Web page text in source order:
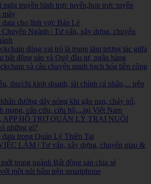
nghị truyền hình trực tuyến,họp trực tuyến
mây
data cho lĩnh vực Bán Lẻ
Ngành | Tư vấn, xây dựng, chuyển
đóng vai trò là trung tâm tương tác giữa
bất động sản và Quỹ đầu tư, ngân hàng
và câu chuyện minh bạch hóa tiền công
thu/chi kinh doanh, tài chính cá nhân,... trên
đường dây nóng khi gặp nạn, cháy nổ,
mạng, cấp cứu, cứu hộ,...tại Việt Nam
APP HỖ TRỢ QUẢN LÝ TRẠI NUÔI
những gì?
trong Quản Lý Thiên Tai
LÀM | Tư vấn, xây dựng, chuyển giao &
trong ngành Bất động sản chia sẻ
một nút bấm trên smartphone